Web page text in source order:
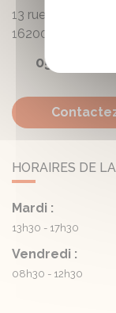
13 rue de la
16200
05 45 81 05
HORAIRES DE
Mardi :
13h30 - 17h30
Vendredi :
08h30 - 12h30